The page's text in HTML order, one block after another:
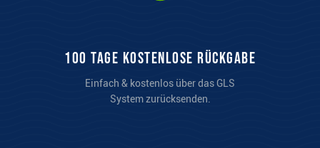
100 Tage kostenlose Rückgabe
Einfach & kostenlos über das GLS
System zurücksenden.